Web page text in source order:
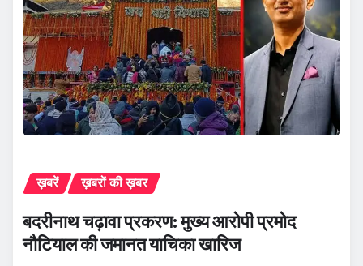
ख़बरें ख़बरों की ख़बर
बदरीनाथ चढ़ावा प्रकरण: मुख्य आरोपी प्रमोद
नौटियाल की जमानत याचिका खारिज